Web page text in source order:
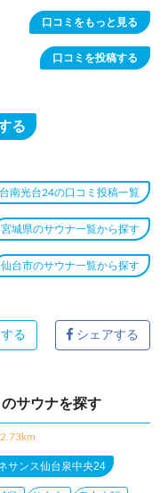
口コミをもっと見る
口コミを投稿する
る
南光台24の口コミ投稿一覧
宮城県のサウナ一覧から探す
仙台市のサウナ一覧から探す
る シェアする
サウナを探す
サンス仙台泉中央24